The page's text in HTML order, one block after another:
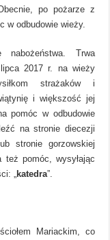
po pożarze z
w odbudowie wieży.
Trwa
2017 r. na wieży
strażaków i
i większość jej
pomóc w odbudowie
na stronie diecezji
stronie gorzowskiej
też pomóc, wysyłając
„ katedra”.
Mariackim, co